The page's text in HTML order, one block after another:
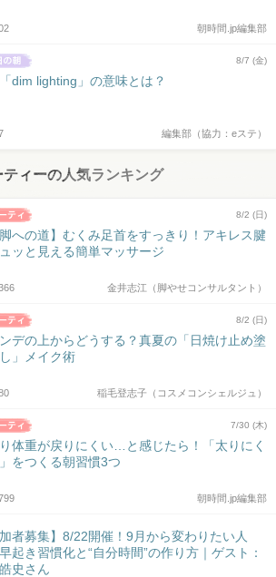
朝時間.jp編集部
8/7 (金)
dim lighting」の意味とは？
編集部（協力：eステ）
ィーの人気ランキング
8/2 (日)
脚への道】むくみ足首をすっきり！アキレス腱
ッと見える簡単マッサージ
金井志江（脚やせコンサルタント）
8/2 (日)
デの上からどうする？真夏の「日焼け止め塗
」メイク術
稲毛登志子（コスメコンシェルジュ）
7/30 (木)
体重が戻りにくい…と感じたら！「太りにく
をつくる朝習慣3つ
朝時間.jp編集部
加者募集】8/22開催！9月から変わりたい人
起き習慣化と“自分時間”の作り方｜ゲスト：
史さん